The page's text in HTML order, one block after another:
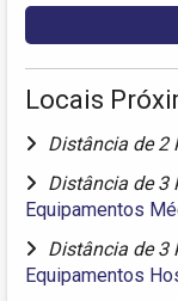
Locais
Distância de 2
Distância de 3
Equipamentos
Distância de 3
Equipamentos